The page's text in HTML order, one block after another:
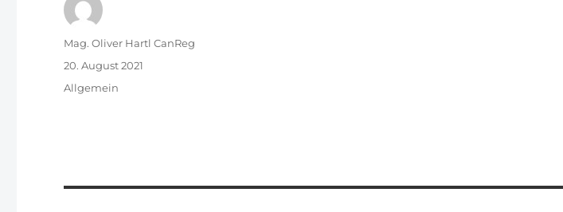
Autor
Mag. Oliver Hartl CanReg
Veröffentlicht
am
20. August 2021
Kategorien
Allgemein